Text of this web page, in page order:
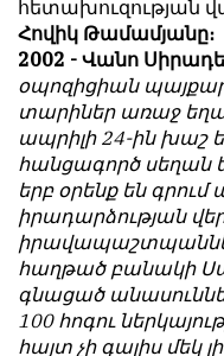
հետախուզության
Հովիկ Թամամյանը։
2002 - Վանո
օպոզիցիան
տարիներ առաջ
ապրիլի 24-ին խաշ
հանցագործ սեղան
երբ օրենք են
իրադարձության
հաղթած բանակի
գնացած
100 հոգու
հայտ չի գալիս մեկ